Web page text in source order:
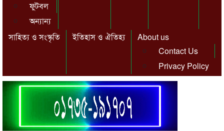
ফুটবল
অন্যান্য
সাহিত্য ও সংস্কৃতি ইতিহাস ও ঐতিহ্য
About us
Contact Us
Privacy Policy